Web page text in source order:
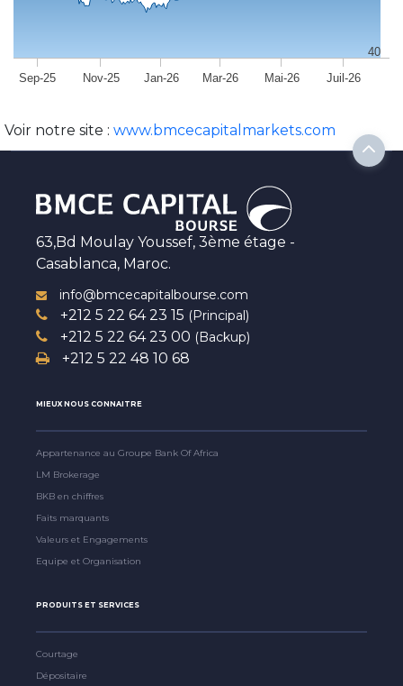
Sep-25 Nov-25 Jan-26 Mar-26 Mai-26 Juil-26
40
Voir notre site : www.bmcecapitalmarkets.com
63,Bd Moulay Youssef, 3ème étage -
Casablanca, Maroc.
info@bmcecapitalbourse.com
+212 5 22 64 23 15 (Principal)
+212 5 22 64 23 00 (Backup)
+212 5 22 48 10 68
MIEUX NOUS CONNAITRE
Appartenance au Groupe Bank Of Africa
LM Brokerage
BKB en chiffres
Faits marquants
Valeurs et Engagements
Equipe et Organisation
PRODUITS ET SERVICES
Courtage
Dépositaire